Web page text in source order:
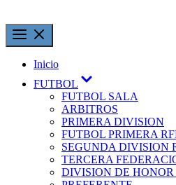
Inicio
FUTBOL
FUTBOL SALA
ARBITROS
PRIMERA DIVISION
FUTBOL PRIMERA
SEGUNDA DIVISION
TERCERA
DIVISION DE